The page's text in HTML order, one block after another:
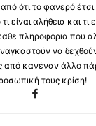
ότι το φανερό
είναι αλήθεια και τι
πληροφορια που
να
από κανέναν άλλο
τους κρίση!